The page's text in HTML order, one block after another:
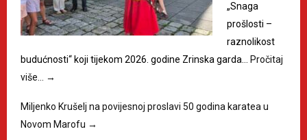
„Snaga
prošlosti –
raznolikost
budućnosti“ koji tijekom 2026. godine Zrinska garda…
Pročitaj
više…
→
Miljenko Krušelj na povijesnoj proslavi 50 godina karatea u
Novom Marofu →